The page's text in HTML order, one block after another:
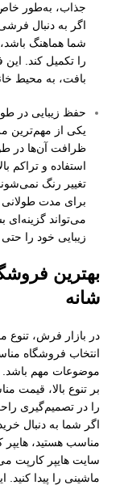
جذاب، به‌طور
اگر به دنبال
را تکمیل کند.
بافت، به محیط
حفظ زیبایی در
ظرافت آن‌ها در
استفاده و تراکم
تغییر رنگ
می‌تواند
زیبایی خود را
شانه
در بازار فرش، تنوع
موضوعات مهم باشد.
بر تنوع بالا، قیمت
را در تصمیم‌گیری
مناسب هستید،
سایت هایپر کارپت